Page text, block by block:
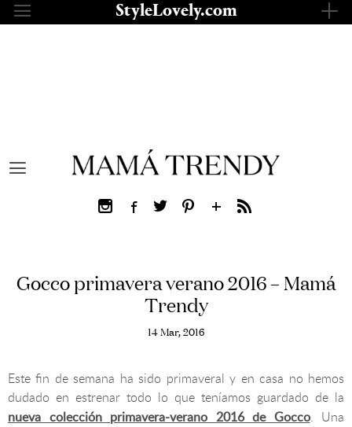
Saltar
al
StyleLovely.com
Gocco primavera verano 2016 – Mamá
Trendy
14 Mar, 2016
Este fin de semana ha sido primaveral y en casa no hemos
dudado en estrenar todo lo que teníamos guardado de la
nueva colección primavera-verano 2016 de Gocco. Una